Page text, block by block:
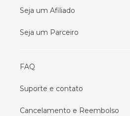
Seja um Afiliado
Seja um Parceiro
FAQ
Suporte e contato
Cancelamento e Reembolso